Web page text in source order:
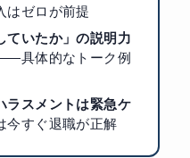
ゼロが前提
ていたか」の説明力
具体的なトーク例
ラスメントは緊急ケ
すぐ退職が正解